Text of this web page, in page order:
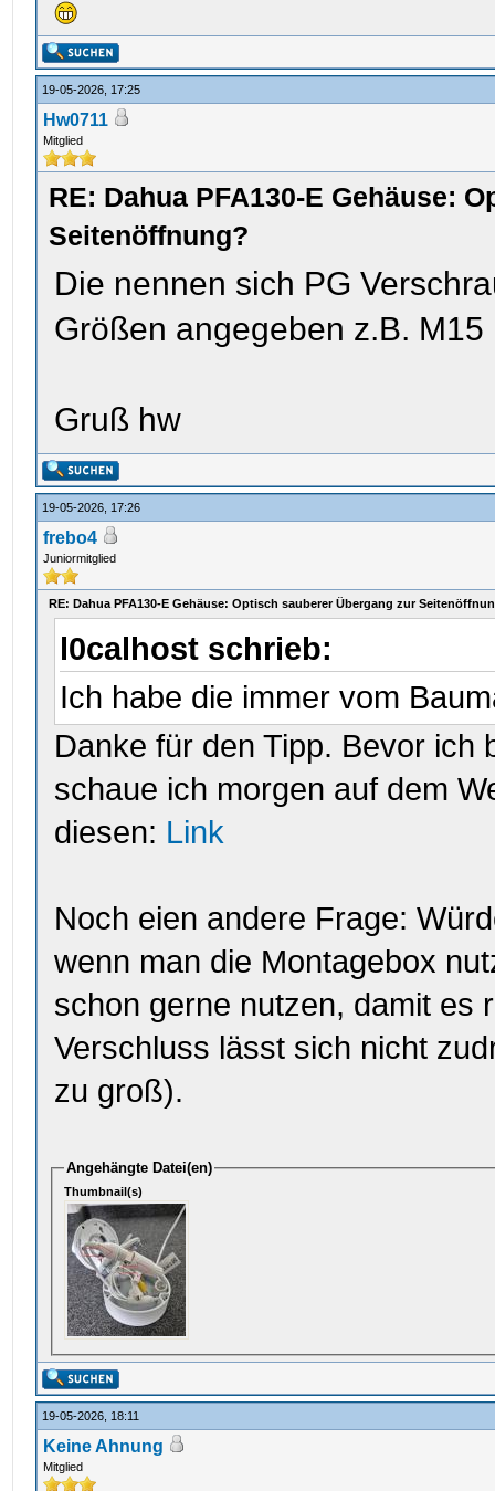
19-05-2026, 17:25
Hw0711
Mitglied
RE: Dahua PFA130-E Gehäuse:
Seitenöffnung?
Die nennen sich PG
Größen angegeben z.B. M15
Gruß hw
19-05-2026, 17:26
frebo4
Juniormitglied
RE: Dahua PFA130-E Gehäuse: Optisch sauberer Übergang zur
l0calhost schrieb:
Ich habe die immer vom
Danke für den Tipp. Bevor ich
schaue ich morgen auf dem
diesen: Link
Noch eien andere Frage:
wenn man die Montagebox
schon gerne nutzen, damit es
Verschluss lässt sich nicht
zu groß).
Angehängte Datei(en)
Thumbnail(s)
19-05-2026, 18:11
Keine Ahnung
Mitglied